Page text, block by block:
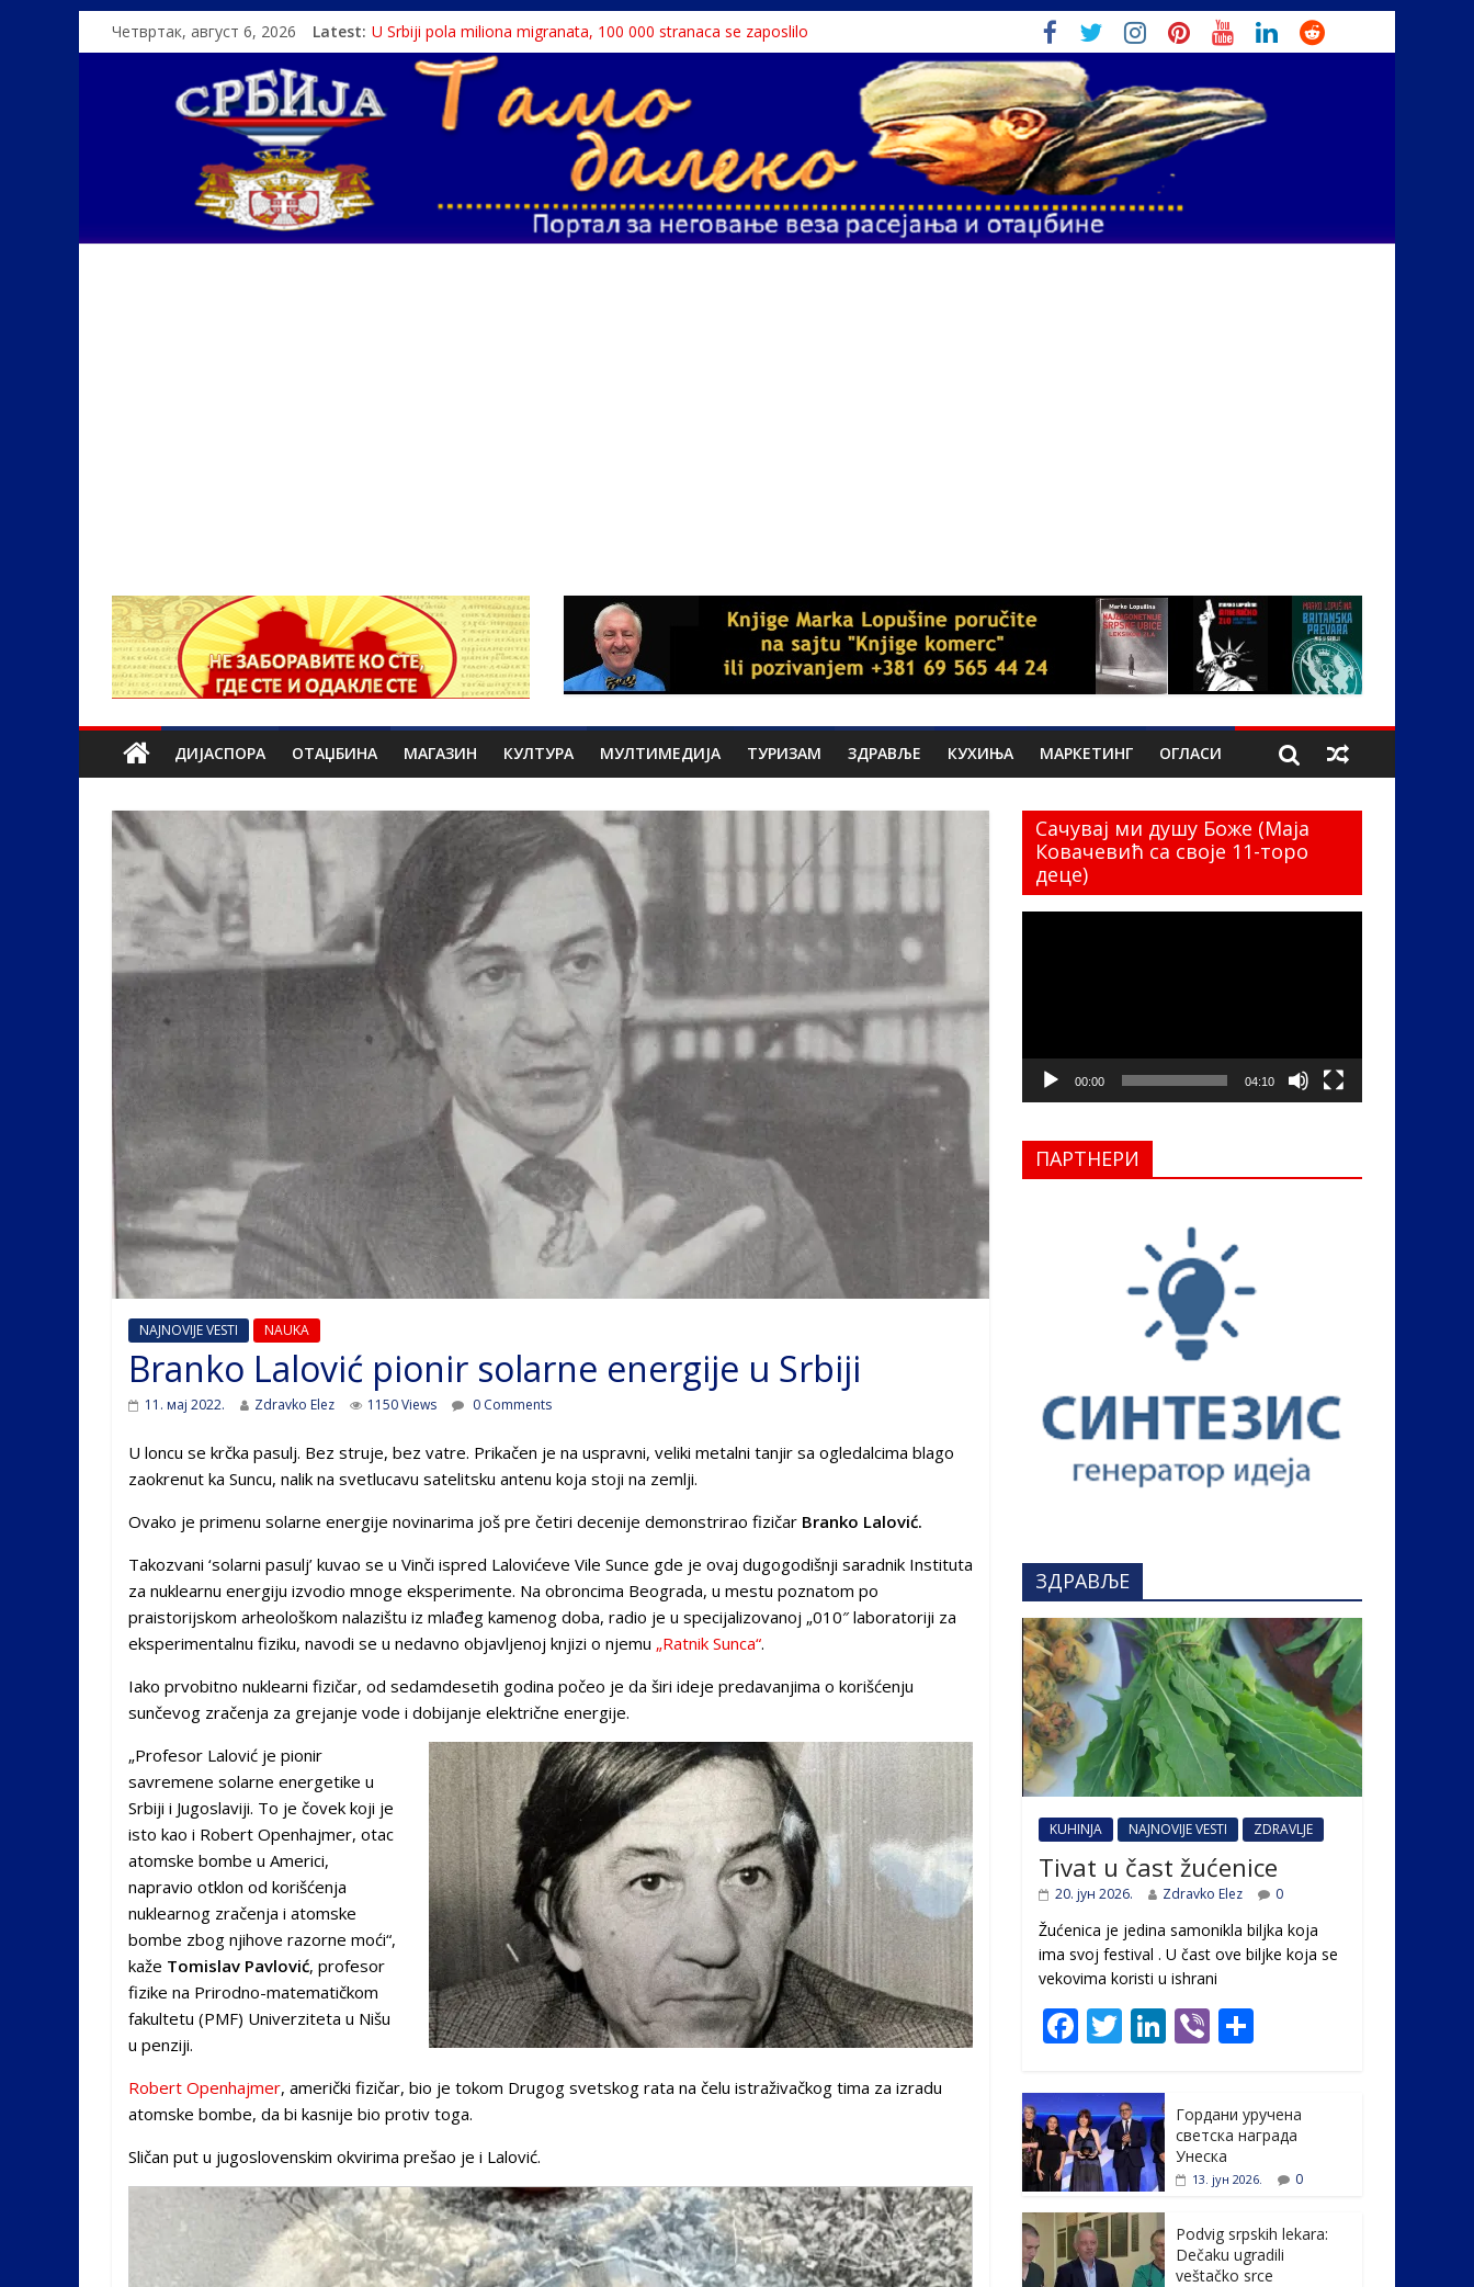
Четвртак, август 6, 2026 Latest: U Srbiji pola miliona migranata, 100 000 stranaca se zaposlilo
Како је „Господар књига“ проглашен народним непријатељем
Čije je pravo na istinu o Nikoli Tesli?
Srbin zaspao na Dunavu, reka ga odnela u Rumuniju
Politika i seks glavne teme srpskih medija
ДИЈАСПОРА ОТАЏБИНА МАГАЗИН КУЛТУРА МУЛТИМЕДИЈА ТУРИЗАМ ЗДРАВЉЕ КУХИЊА МАРКЕТИНГ ОГЛАСИ
NAJNOVIJE VESTI NAUKA
Branko Lalović pionir solarne energije u Srbiji
11. мај 2022. Zdravko Elez 1150 Views 0 Comments
U loncu se krčka pasulj. Bez struje, bez vatre. Prikačen je na uspravni, veliki metalni tanjir sa ogledalcima blago
zaokrenut ka Suncu, nalik na svetlucavu satelitsku antenu koja stoji na zemlji.
Ovako je primenu solarne energije novinarima još pre četiri decenije demonstrirao fizičar Branko Lalović.
Takozvani ‘solarni pasulj’ kuvao se u Vinči ispred Lalovićeve Vile Sunce gde je ovaj dugogodišnji saradnik Instituta
za nuklearnu energiju izvodio mnoge eksperimente. Na obroncima Beograda, u mestu poznatom po
praistorijskom arheološkom nalazištu iz mlađeg kamenog doba, radio je u specijalizovanoj „010″ laboratoriji za
eksperimentalnu fiziku, navodi se u nedavno objavljenoj knjizi o njemu „Ratnik Sunca“.
Iako prvobitno nuklearni fizičar, od sedamdesetih godina počeo je da širi ideje predavanjima o korišćenju
sunčevog zračenja za grejanje vode i dobijanje električne energije.
„Profesor Lalović je pionir
savremene solarne energetike u
Srbiji i Jugoslaviji. To je čovek koji je
isto kao i Robert Openhajmer, otac
atomske bombe u Americi,
napravio otklon od korišćenja
nuklearnog zračenja i atomske
bombe zbog njihove razorne moći“,
kaže Tomislav Pavlović, profesor
fizike na Prirodno-matematičkom
fakultetu (PMF) Univerziteta u Nišu
u penziji.
Robert Openhajmer, američki fizičar, bio je tokom Drugog svetskog rata na čelu istraživačkog tima za izradu
atomske bombe, da bi kasnije bio protiv toga.
Sličan put u jugoslovenskim okvirima prešao je i Lalović.
Сачувај ми душу Боже (Маја
Ковачевић са своје 11-торо
деце)
00:00 04:10
ПАРТНЕРИ
ЗДРАВЉЕ
KUHINJA NAJNOVIJE VESTI ZDRAVLJE
Tivat u čast žućenice
20. јун 2026. Zdravko Elez 0
Žućenica je jedina samonikla biljka koja
ima svoj festival . U čast ovе biljke koja se
vekovima koristi u ishrani
F
e
b
o
o
k
T
itt
er
Li
e
dI
n
Vi
e
Гордани уручена
светска награда
Унеска
13. јун 2026. 0
Podvig srpskih lekara:
Dečaku ugradili
veštačko srce